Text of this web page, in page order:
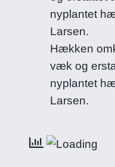
Hækken
væk og
nyplantet
Larsen.